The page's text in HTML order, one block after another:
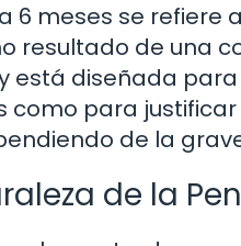
6 meses se
resultado de una
está diseñada
para
de la
de la